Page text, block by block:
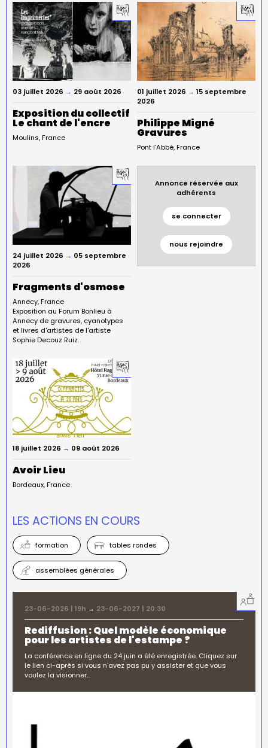
03 juillet 2026 → 29 août 2026
Exposition du collectif
Le chant de l'encre
Moulins France
01 juillet 2026 → 15 septembre
2026
Philippe Migné
Gravures
Pont l'Abbé France
24 juillet 2026 → 05 septembre
2026
Fragments d'osmose
Annecy France
Exposition au Forum Bonlieu à
Annecy de gravures, cyanotypes
et livres d'artistes de l'artiste
Sophie Decouz Ruiz.
Annonce réservée aux
adhérents
se connecter
nous rejoindre
18 juillet 2026 → 09 août 2026
Avoir Lieu
Bordeaux France
LES ACTIONS EN COURS
formation tables rondes
assemblées générales
23-06-2026 | 19h → 23-06-2027 | 20:30
Rediffusion : Quel modèle économique
pour les artistes de l'estampe ?
La conférence en ligne du 24 juin a été enregistrée. Cliquez sur
le lien ci-après si vous n'avez pas pu y assister et que vous
voulez la visionner…